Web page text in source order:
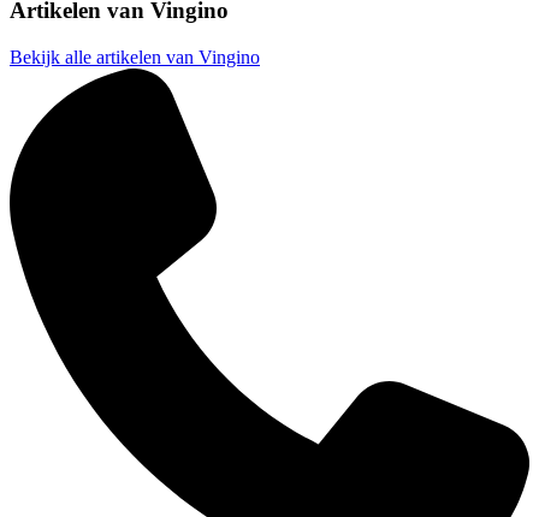
Artikelen van Vingino
Bekijk alle artikelen van Vingino